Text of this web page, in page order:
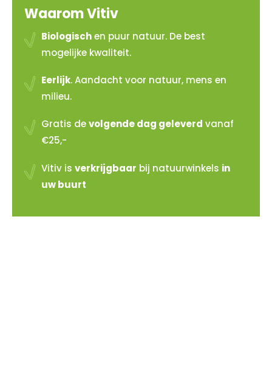
Waarom Vitiv
Biologischen puur natuur. De best
mogelijke kwaliteit.
Eerlijk. Aandacht voor natuur, mens en
milieu.
Gratis devolgende dag geleverd vanaf
€25,-
Vitiv is verkrijgbaar bij natuurwinkels in
uw buurt